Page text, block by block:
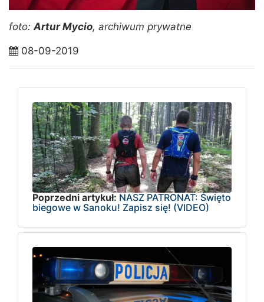
foto: Artur Mycio, archiwum prywatne
08-09-2019
Poprzedni artykuł: NASZ PATRONAT: Święto
biegowe w Sanoku! Zapisz się! (VIDEO)